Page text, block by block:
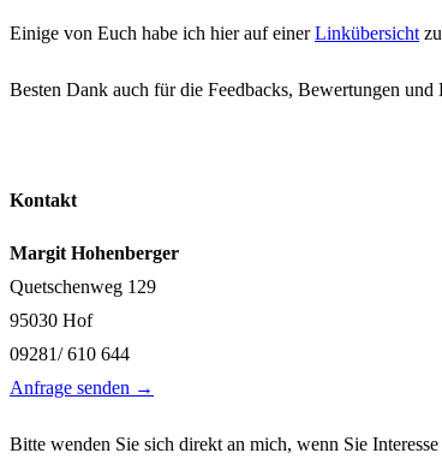
Einige von Euch habe ich hier auf einerLinkübersicht
Besten Dank auch für die Feedbacks, Bewertungen
Kontakt
Margit Hohenberger
Quetschenweg 129
95030 Hof
09281/ 610 644
Anfrage senden →
Bitte wenden Sie sich direkt an mich, wenn Sie